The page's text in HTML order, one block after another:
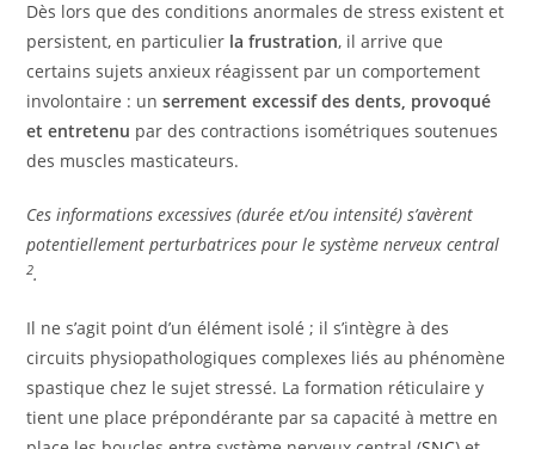
Dès lors que des conditions anormales de stress existent et
persistent, en particulier la frustration, il arrive que
certains sujets anxieux réagissent par un comportement
involontaire : unserrement excessif des dents, provoqué
et entretenu par des contractions isométriques soutenues
des muscles masticateurs.
Ces informations excessives (durée et/ou intensité) s’avèrent
potentiellement perturbatrices pour le système nerveux central
2.
Il ne s’agit point d’un élément isolé ; il s’intègre à des
circuits physiopathologiques complexes liés au phénomène
spastique chez le sujet stressé. La formation réticulaire y
tient une place prépondérante par sa capacité à mettre en